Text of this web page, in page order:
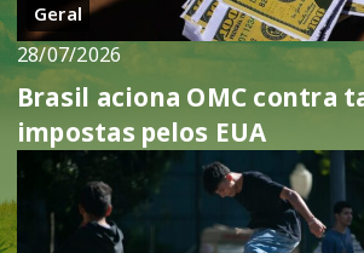
Geral
28/07/2026
Brasil aciona OMC contra
impostas pelos EUA